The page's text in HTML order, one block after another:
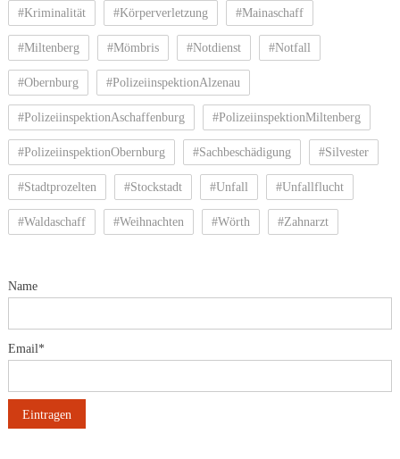
#Kriminalität #Körperverletzung #Mainaschaff
#Miltenberg #Mömbris #Notdienst #Notfall
#Obernburg #PolizeiinspektionAlzenau
#PolizeiinspektionAschaffenburg #PolizeiinspektionMiltenberg
#PolizeiinspektionObernburg #Sachbeschädigung #Silvester
#Stadtprozelten #Stockstadt #Unfall #Unfallflucht
#Waldaschaff #Weihnachten #Wörth #Zahnarzt
Name
Email*